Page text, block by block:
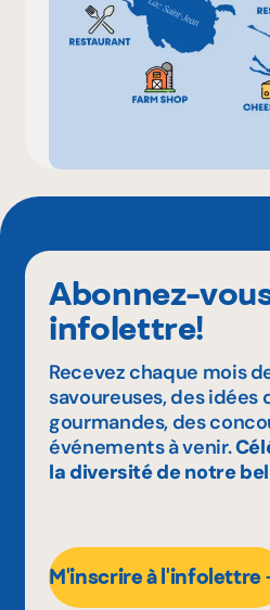
Abonnez-
infolettre!
Recevez chaque mois
savoureuses, des
gourmandes, des
événements à venir.
la diversité de notre
M'inscrire à l'infolettre